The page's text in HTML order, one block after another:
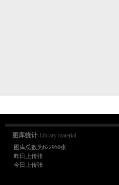
图库统计-Library material
图库总数为622950张
昨日上传张
今日上传张